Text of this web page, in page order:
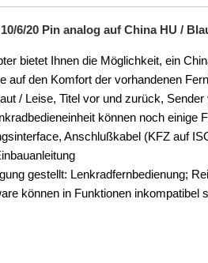
6/20 Pin analog auf China HU /
bietet Ihnen die Möglichkeit, ein
auf den Komfort der vorhandenen
/ Leise, Titel vor und zurück,
können noch einige
Anschlußkabel (KFZ auf
gestellt: Lenkradfernbedienung;
können in Funktionen inkompatibel